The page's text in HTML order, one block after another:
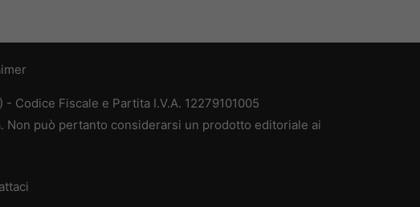
Codice Fiscale e Partita I.V.A. 12279101005
può pertanto considerarsi un prodotto editoriale ai